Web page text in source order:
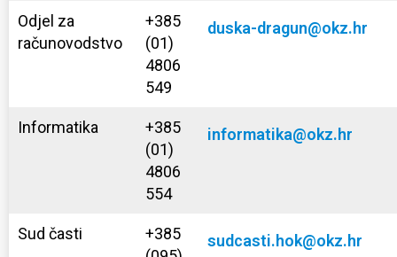
Odjel za
računovodstvo
+385
(01)
4806
549
duska-dragun@okz.hr
Informatika
+385
(01)
4806
554
informatika@okz.hr
Sud časti
+385
sudcasti.hok@okz.hr